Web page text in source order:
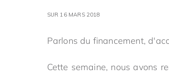
SUR 16 MARS 2018
Parlons du financement,
Cette semaine, nous avons